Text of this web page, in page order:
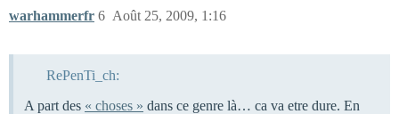
warhammerfr Août 25, 2009, 1:16
6
RePenTi_ch:
A part des « choses » dans ce genre là… ca va etre dure. En